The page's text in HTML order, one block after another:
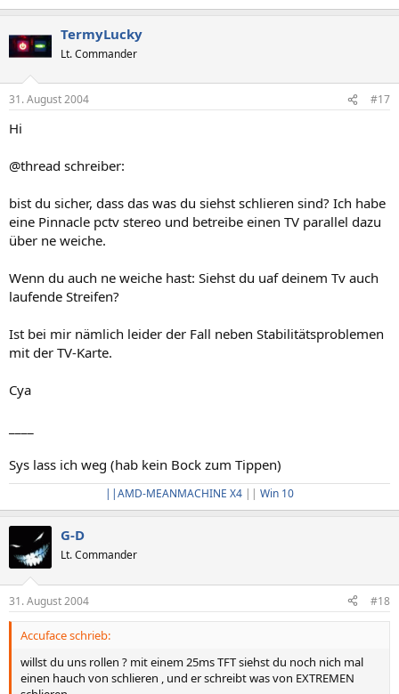
TermyLucky
Lt. Commander
31. August 2004 #17
Hi
@thread schreiber:
bist du sicher, dass das was du siehst schlieren sind? Ich habe
eine Pinnacle pctv stereo und betreibe einen TV parallel dazu
über ne weiche.
Wenn du auch ne weiche hast: Siehst du uaf deinem Tv auch
laufende Streifen?
Ist bei mir nämlich leider der Fall neben Stabilitätsproblemen
mit der TV-Karte.
Cya
Sys lass ich weg (hab kein Bock zum Tippen)
||AMD-MEANMACHINE X4 || Win 10
G-D
Lt. Commander
31. August 2004 #18
Accuface schrieb:
willst du uns rollen ? mit einem 25ms TFT siehst du noch nich mal
einen hauch von schlieren , und er schreibt was von EXTREMEN